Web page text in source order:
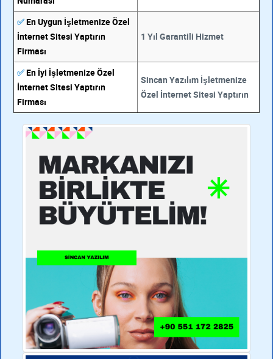
✅En Uygun İşletmenize Özel
İnternet Sitesi Yaptırın
Firması
1 Yıl Garantili Hizmet
✅En İyi İşletmenize Özel
İnternet Sitesi Yaptırın
Firması
Sincan Yazılım İşletmenize
Özel İnternet Sitesi Yaptırın